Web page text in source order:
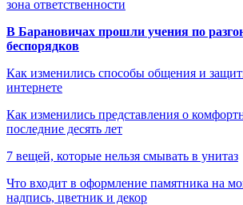
зона ответственности
В Барановичах прошли учения по
беспорядков
Как изменились способы общения и
интернете
Как изменились представления о
последние десять лет
7 вещей, которые нельзя смывать в унитаз
Что входит в оформление памятника на
надпись, цветник и декор